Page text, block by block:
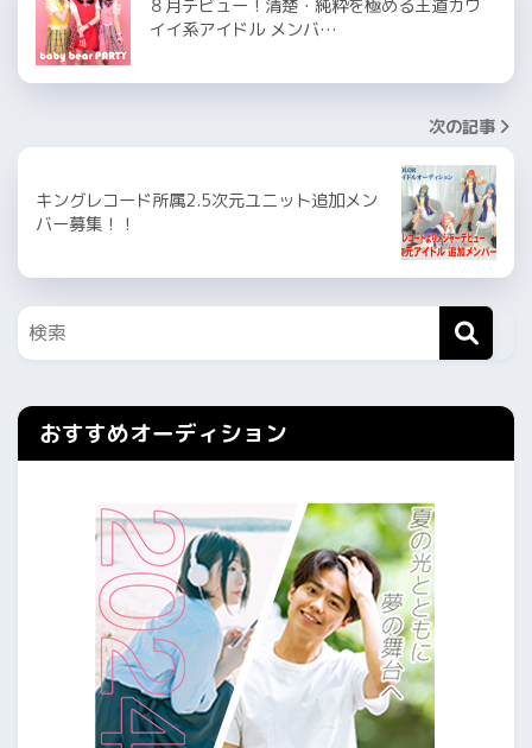
８月デビュー！清楚・純粋を極める王道カワ
イイ系アイドル メンバ…
次の記事
キングレコード所属2.5次元ユニット追加メン
バー募集！！
おすすめオーディション